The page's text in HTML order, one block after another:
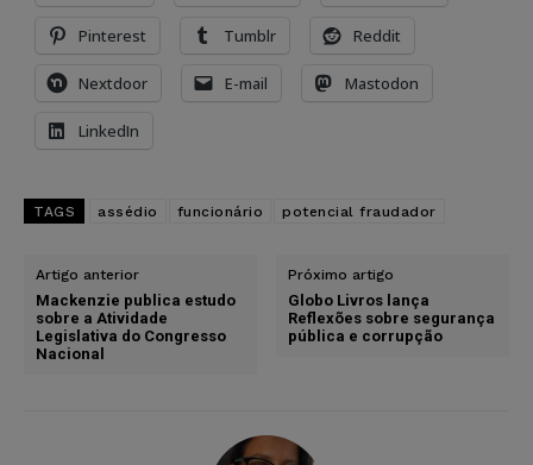
Pinterest Tumblr Reddit
Nextdoor E-mail Mastodon
LinkedIn
TAGS assédio funcionário potencial fraudador
Artigo anterior
Mackenzie publica estudo
sobre a Atividade
Legislativa do Congresso
Nacional
Próximo artigo
Globo Livros lança
Reflexões sobre segurança
pública e corrupção